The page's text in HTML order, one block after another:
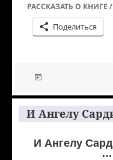
РАССКАЗАТЬ О КНИГЕ /
Поделиться
И Ангелу
И Ангелу
…